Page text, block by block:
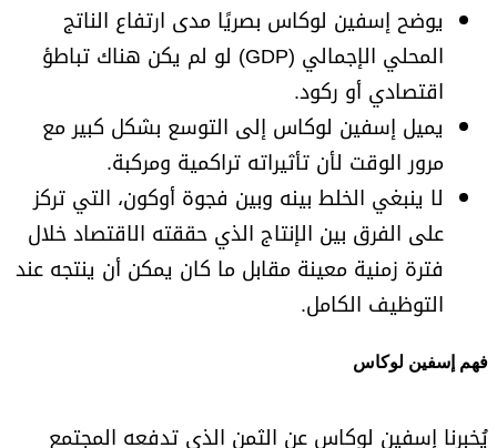
يوضح إسفين لوكاس بصريًا مدى ارتفاع الناتج
المحلي الإجمالي (GDP) لو لم يكن هناك تباطؤ
اقتصادي أو ركود.
يميل إسفين لوكاس إلى التوسع بشكل كبير مع
مرور الوقت لأن تأثيراته تراكمية ومركبة.
لا ينبغي الخلط بينه وبين فجوة أوكون، التي تركز
على الفرق بين الإنتاج الذي حققته الاقتصاد خلال
فترة زمنية معينة مقابل ما كان يمكن أن ينتجه عند
التوظيف الكامل.
فهم إسفين لوكاس
يُخبرنا إسفين لوكاس عن الثمن الذي تدفعه المجتمع